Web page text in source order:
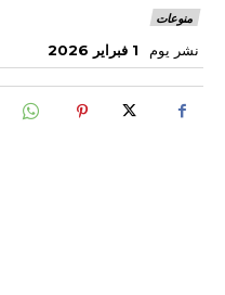
منوعات
نشر يوم 1 فبراير 2026